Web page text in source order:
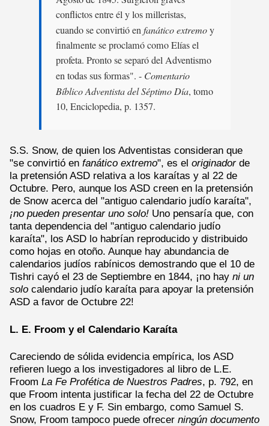
conflictos entre él y los milleristas,
cuando se convirtió enfanático extremoy
finalmente se proclamó como Elías el
profeta. Pronto se separó del Adventismo
en todas sus formas". - Comentario
Bíblico Adventista del Séptimo Día, tomo
10, Enciclopedia, p. 1357.
S.S. Snow, de quien los Adventistas consideran que
"se convirtió en fanático extremo", es el originadorde
la pretensión ASD relativa a los karaítas y al 22 de
Octubre. Pero, aunque los ASD creen en la pretensión
de Snow acerca del "antiguo calendario judío karaíta",
¡no pueden presentar uno solo! Uno pensaría que, con
tanta dependencia del "antiguo calendario judío
karaíta", los ASD lo habrían reproducido y distribuido
como hojas en otoño. Aunque hay abundancia de
calendarios judíos rabínicos demostrando que el 10 de
Tishri cayó el 23 de Septiembre en 1844, ¡no hay ni un
solo calendario judío karaíta para apoyar la pretensión
ASD a favor de Octubre 22!
L. E. Froom y el Calendario Karaíta
Careciendo de sólida evidencia empírica, los ASD
refieren luego a los investigadores al libro de L.E.
Froom La Fe Profética de Nuestros Padres, p. 792, en
que Froom intenta justificar la fecha del 22 de Octubre
en los cuadros E y F. Sin embargo, como Samuel S.
Snow, Froom tampoco puede ofrecer ningún documento